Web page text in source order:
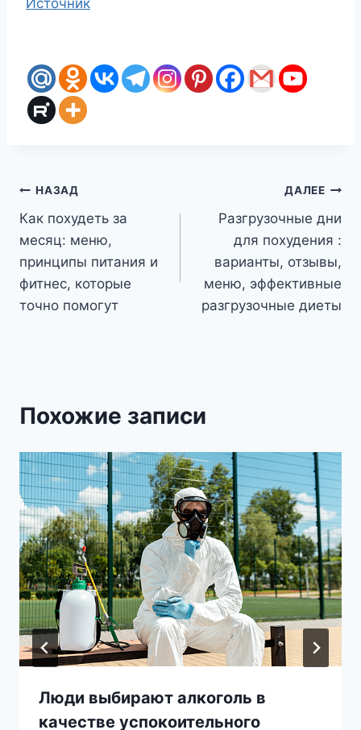
Навигация
по
записям
НАЗАД
Как похудеть за
месяц: меню,
принципы питания и
фитнес, которые
точно помогут
ДАЛЕЕ
Разгрузочные дни
для похудения :
варианты, отзывы,
меню, эффективные
разгрузочные диеты
Похожие записи
Люди выбирают алкоголь в
качестве успокоительного